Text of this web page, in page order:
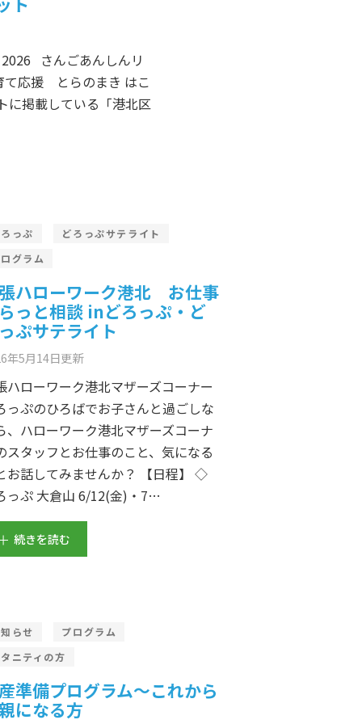
さんごあんしんリ
て応援 とらのまき はこ
掲載している「港北区
っぷ
どろっぷサテライト
グラム
ハローワーク港北 お仕事
っと相談 inどろっぷ・ど
ぷサテライト
年5月14日更新
ハローワーク港北マザーズコーナー
っぷのひろばでお子さんと過ごしな
、ハローワーク港北マザーズコーナ
スタッフとお仕事のこと、気になる
お話してみませんか？ 【日程】 ◇
っぷ 大倉山 6/12(金)・7…
続きを読む
らせ
プログラム
ニティの方
準備プログラム～これから
になる方